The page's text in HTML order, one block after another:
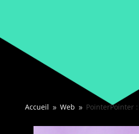
Accueil 9 Web 9 PointerPointer